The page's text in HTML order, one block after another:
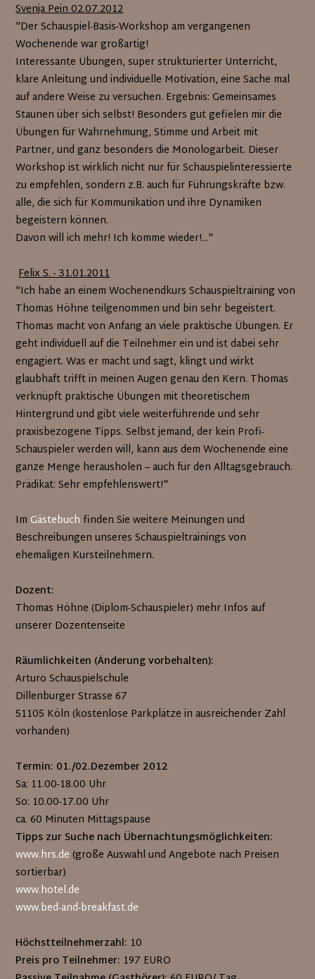
Svenja Pein 02.07.2012
"Der Schauspiel-Basis-Workshop am vergangenen
Wochenende war großartig!
Interessante Übungen, super strukturierter Unterricht,
klare Anleitung und individuelle Motivation, eine Sache mal
auf andere Weise zu versuchen. Ergebnis: Gemeinsames
Staunen über sich selbst! Besonders gut gefielen mir die
Übungen für Wahrnehmung, Stimme und Arbeit mit
Partner, und ganz besonders die Monologarbeit. Dieser
Workshop ist wirklich nicht nur für Schauspielinteressierte
zu empfehlen, sondern z.B. auch für Führungskräfte bzw.
alle, die sich für Kommunikation und ihre Dynamiken
begeistern können.
Davon will ich mehr! Ich komme wieder!..."
Felix S. - 31.01.2011
"Ich habe an einem Wochenendkurs Schauspieltraining von
Thomas Höhne teilgenommen und bin sehr begeistert.
Thomas macht von Anfang an viele praktische Übungen. Er
geht individuell auf die Teilnehmer ein und ist dabei sehr
engagiert. Was er macht und sagt, klingt und wirkt
glaubhaft trifft in meinen Augen genau den Kern. Thomas
verknüpft praktische Übungen mit theoretischem
Hintergrund und gibt viele weiterführende und sehr
praxisbezogene Tipps. Selbst jemand, der kein Profi-
Schauspieler werden will, kann aus dem Wochenende eine
ganze Menge herausholen – auch für den Alltagsgebrauch.
Prädikat: Sehr empfehlenswert!"
ImGästebuch finden Sie weitere Meinungen und
Beschreibungen unseres Schauspieltrainings von
ehemaligen Kursteilnehmern.
Dozent:
Thomas Höhne (Diplom-Schauspieler) mehr Infos auf
unserer Dozentenseite
Räumlichkeiten (Änderung vorbehalten):
Arturo Schauspielschule
Dillenburger Strasse 67
51105 Köln (kostenlose Parkplätze in ausreichender Zahl
vorhanden)
Termin: 01./02.Dezember 2012
Sa: 11.00-18.00 Uhr
So: 10.00-17.00 Uhr
ca. 60 Minuten Mittagspause
Tipps zur Suche nach Übernachtungsmöglichkeiten:
www.hrs.de (große Auswahl und Angebote nach Preisen
sortierbar)
www.hotel.de
www.bed-and-breakfast.de
Höchstteilnehmerzahl: 10
Preis pro Teilnehmer: 197 EURO